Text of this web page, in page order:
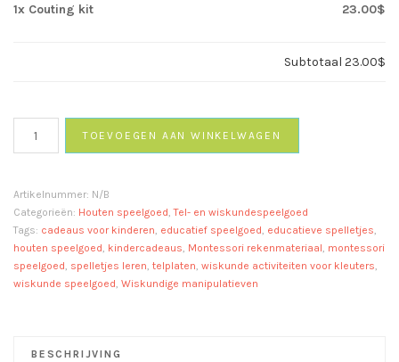
1x Couting kit 23.00$
Subtotaal 23.00$
TOEVOEGEN AAN WINKELWAGEN
Artikelnummer: N/B
Categorieën: Houten speelgoed,Tel- en wiskundespeelgoed
Tags: cadeaus voor kinderen, educatief speelgoed, educatieve spelletjes,
houten speelgoed, kindercadeaus, Montessori rekenmateriaal, montessori
speelgoed, spelletjes leren, telplaten, wiskunde activiteiten voor kleuters,
wiskunde speelgoed, Wiskundige manipulatieven
BESCHRIJVING